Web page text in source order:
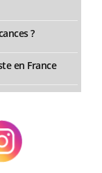
?
en France